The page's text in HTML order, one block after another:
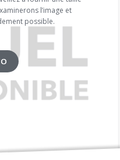
l’image et
possible.